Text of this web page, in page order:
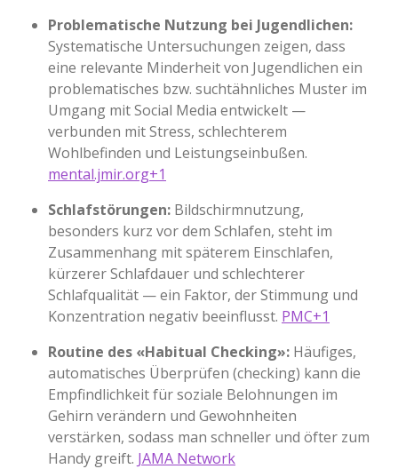
Problematische Nutzung bei Jugendlichen:
Systematische Untersuchungen zeigen, dass
eine relevante Minderheit von Jugendlichen ein
problematisches bzw. suchtähnliches Muster im
Umgang mit Social Media entwickelt —
verbunden mit Stress, schlechterem
Wohlbefinden und Leistungseinbußen.
mental.jmir.org+1
Schlafstörungen: Bildschirmnutzung,
besonders kurz vor dem Schlafen, steht im
Zusammenhang mit späterem Einschlafen,
kürzerer Schlafdauer und schlechterer
Schlafqualität — ein Faktor, der Stimmung und
Konzentration negativ beeinflusst. PMC+1
Routine des «Habitual Checking»: Häufiges,
automatisches Überprüfen (checking) kann die
Empfindlichkeit für soziale Belohnungen im
Gehirn verändern und Gewohnheiten
verstärken, sodass man schneller und öfter zum
Handy greift. JAMA Network